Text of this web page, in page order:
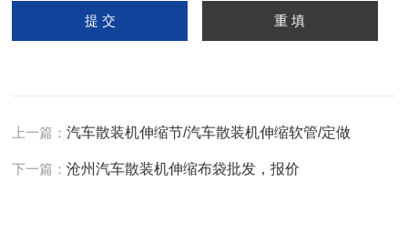
上一篇：汽车散装机伸缩节/汽车散装机伸缩软管/定做
下一篇：沧州汽车散装机伸缩布袋批发，报价